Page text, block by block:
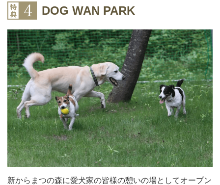
DOG WAN PARK
新からまつの森に愛犬家の皆様の憩いの場としてオープン